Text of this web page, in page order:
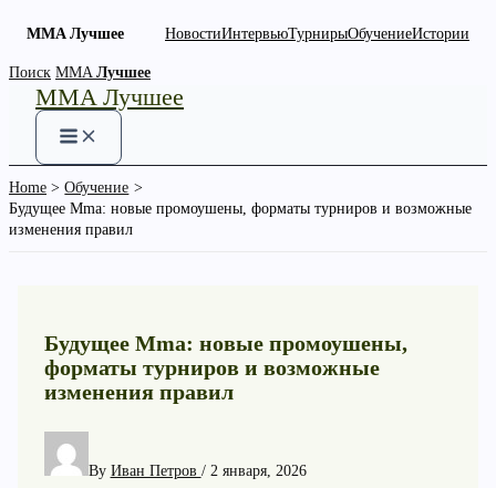
MMA Лучшее НовостиИнтервьюТурнирыОбучениеИстории
Skip
content
Поиск MMA Лучшее
MMA Лучшее
Home
Обучение
Будущее Mma: новые промоушены, форматы турниров и возможные
изменения правил
Будущее Mma: новые промоушены,
форматы турниров и возможные
изменения правил
By Иван Петров / 2 января, 2026